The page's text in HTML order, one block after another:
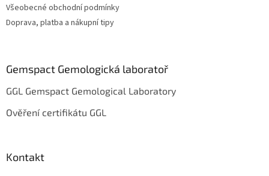
Všeobecné obchodní podmínky
Doprava, platba a nákupní tipy
Gemspact Gemologická laboratoř
GGL Gemspact Gemological Laboratory
Ověření certifikátu GGL
Kontakt